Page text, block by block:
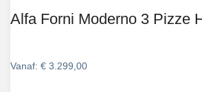
Alfa Forni Moderno 3 Pizze
Vanaf: € 3.299,00